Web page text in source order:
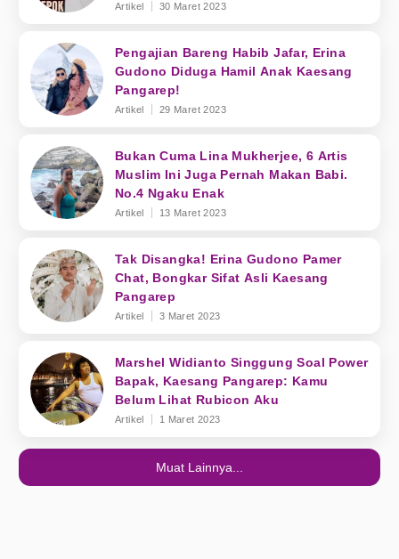
Artikel 30 Maret 2023
Pengajian Bareng Habib Jafar, Erina
Gudono Diduga Hamil Anak Kaesang
Pangarep!
Artikel 29 Maret 2023
Bukan Cuma Lina Mukherjee, 6 Artis
Muslim Ini Juga Pernah Makan Babi.
No.4 Ngaku Enak
Artikel 13 Maret 2023
Tak Disangka! Erina Gudono Pamer
Chat, Bongkar Sifat Asli Kaesang
Pangarep
Artikel 3 Maret 2023
Marshel Widianto Singgung Soal Power
Bapak, Kaesang Pangarep: Kamu
Belum Lihat Rubicon Aku
Artikel 1 Maret 2023
Muat Lainnya...